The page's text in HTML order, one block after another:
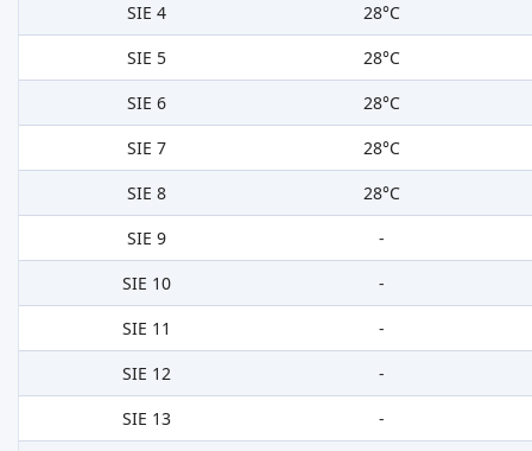
SIE 4
28°C
SIE 5
28°C
SIE 6
28°C
SIE 7
28°C
SIE 8
28°C
SIE 9
-
SIE 10
-
SIE 11
-
SIE 12
-
SIE 13
-